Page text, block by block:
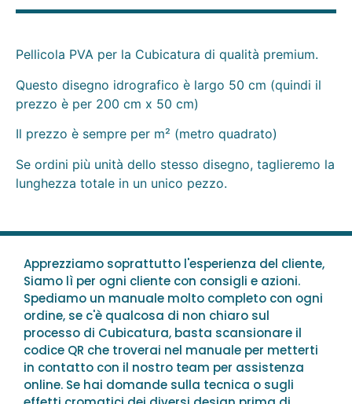
Pellicola PVA per la Cubicatura di qualità premium.
Questo disegno idrografico è largo 50 cm (quindi il
prezzo è per 200 cm x 50 cm)
Il prezzo è sempre per m² (metro quadrato)
Se ordini più unità dello stesso disegno, taglieremo la
lunghezza totale in un unico pezzo.
Apprezziamo soprattutto l'esperienza del cliente,
Siamo lì per ogni cliente con consigli e azioni.
Spediamo un manuale molto completo con ogni
ordine, se c'è qualcosa di non chiaro sul
processo di Cubicatura, basta scansionare il
codice QR che troverai nel manuale per metterti
in contatto con il nostro team per assistenza
online. Se hai domande sulla tecnica o sugli